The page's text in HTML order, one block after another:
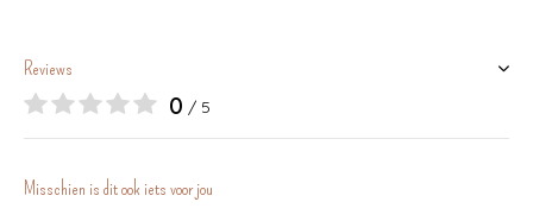
Reviews
0 / 5
Misschien is dit ook iets voor jou